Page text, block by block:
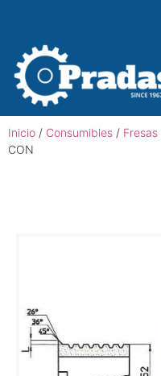
Inicio / Consumibles / Fresas
CON